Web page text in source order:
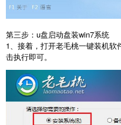
第三步：u盘启动盘装win7系统
1、接着，打开老毛桃一键装机
击执行即可。